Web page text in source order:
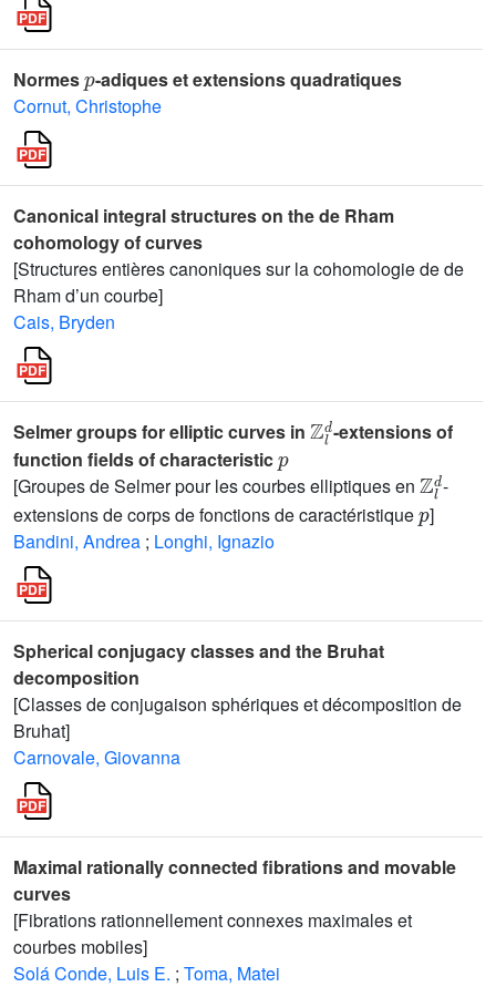
Normes -adiques et extensions quadratiques
Cornut, Christophe
Canonical integral structures on the de Rham
cohomology of curves
[Structures entières canoniques sur la cohomologie de de
Rham d’un courbe]
Cais, Bryden
Selmer groups for elliptic curves in
d
-extensions of
function fields of characteristic
p
[Groupes de Selmer pour les courbes elliptiques en
d
-
extensions de corps de fonctions de caractéristique
p
]
Bandini, Andrea ; Longhi, Ignazio
Spherical conjugacy classes and the Bruhat
decomposition
[Classes de conjugaison sphériques et décomposition de
Bruhat]
Carnovale, Giovanna
Maximal rationally connected fibrations and movable
curves
[Fibrations rationnellement connexes maximales et
courbes mobiles]
Solá Conde, Luis E. ; Toma, Matei